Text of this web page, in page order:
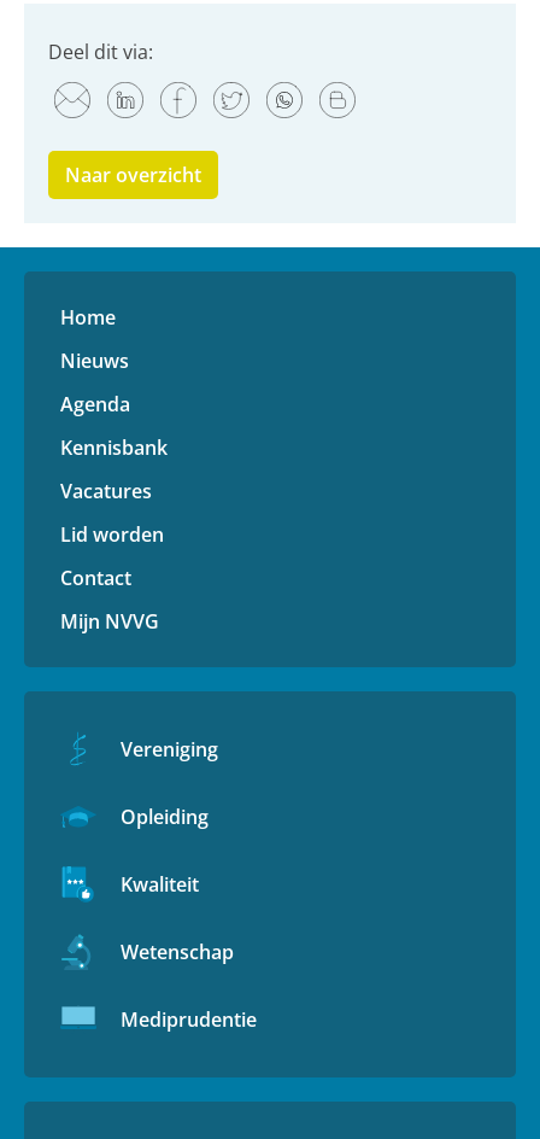
Deel dit via:
Naar overzicht
Home
Nieuws
Agenda
Kennisbank
Vacatures
Lid worden
Contact
Mijn NVVG
Vereniging
Opleiding
Kwaliteit
Wetenschap
Mediprudentie